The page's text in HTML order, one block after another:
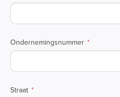
Ondernemingsnummer
Straat